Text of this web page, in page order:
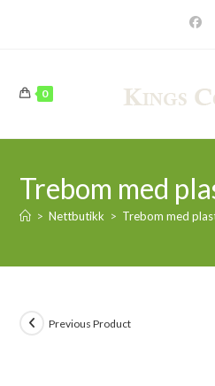
0
Trebom med
> Nettbutikk > Trebom med
Previous Product